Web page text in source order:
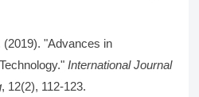
"Advances in
International Journal
, 12(2), 112-123.